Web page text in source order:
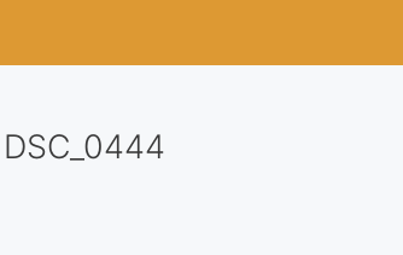
DSC_0444